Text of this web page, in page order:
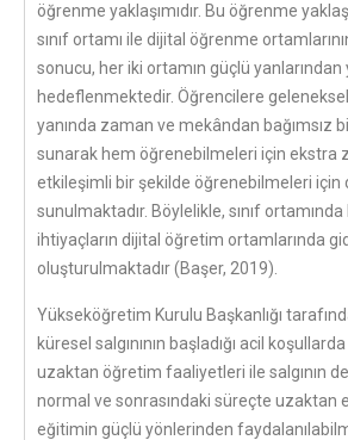
öğrenme yaklaşımıdır. Bu öğrenme
sınıf ortamı ile dijital öğrenme
sonucu, her iki ortamın güçlü yanlarından
hedeflenmektedir. Öğrencilere geleneksel
yanında zaman ve mekândan bağımsız
sunarak hem öğrenebilmeleri için ekstra
etkileşimli bir şekilde öğrenebilmeleri için
sunulmaktadır. Böylelikle, sınıf
ihtiyaçların dijital öğretim ortamlarında
oluşturulmaktadır (Başer, 2019).
Yükseköğretim Kurulu Başkanlığı
küresel salgınının başladığı acil
uzaktan öğretim faaliyetleri ile salgının
normal ve sonrasındaki süreçte uzaktan
eğitimin güçlü yönlerinden